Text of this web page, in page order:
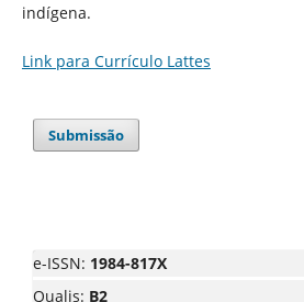
indígena.
Link para Currículo Lattes
Submissão
e-ISSN: 1984-817X
Qualis: B2